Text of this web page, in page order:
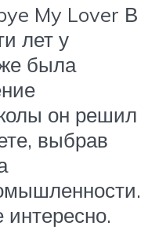
My Lover В
лет у
была
он решил
выбрав